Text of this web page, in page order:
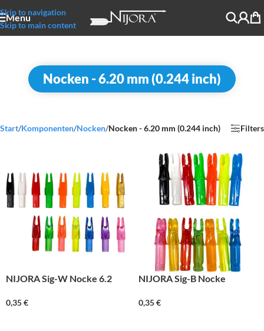
Skip to navigation
Skip to main content
Menu
Nocken - 6.20 mm (0.244 inch)
Start/Komponenten/Nocken/Nocken - 6.20 mm (0.244 inch) Filters
NIJORA Sig-W Nocke 6.2
0,35€
NIJORA Sig-B Nocke
0,35€